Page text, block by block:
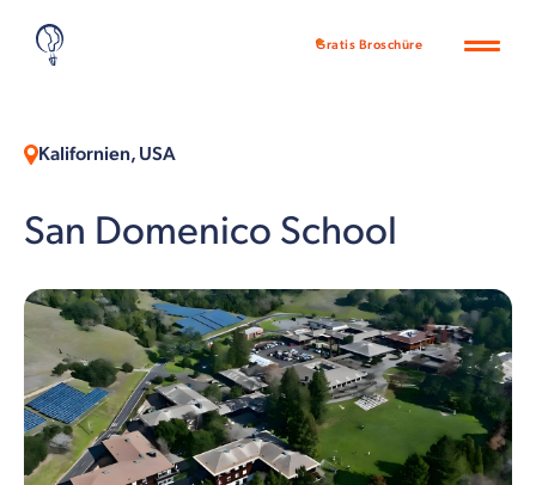
Gratis Broschüre
Kalifornien, USA
San Domenico School